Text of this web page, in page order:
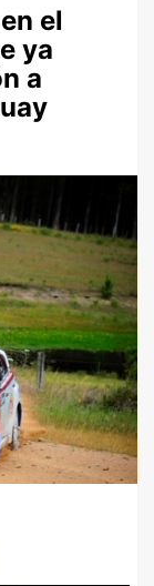
el
ya
a